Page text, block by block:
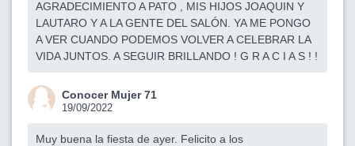
AGRADECIMIENTO A PATO , MIS HIJOS JOAQUIN Y
LAUTARO Y A LA GENTE DEL SALÓN. YA ME PONGO
A VER CUANDO PODEMOS VOLVER A CELEBRAR LA
VIDA JUNTOS. A SEGUIR BRILLANDO ! G R A C I A S ! !
Conocer Mujer 71
19/09/2022
Muy buena la fiesta de ayer. Felicito a los